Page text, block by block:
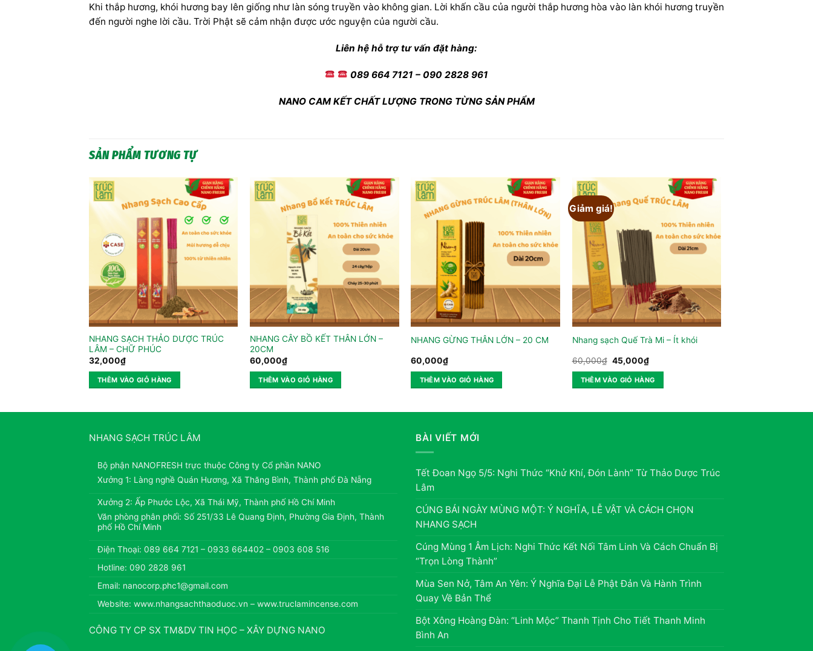
Khi thắp hương, khói hương bay lên giống như làn sóng truyền vào không gian. Lời khấn cầu của người thắp hương hòa vào làn khói hương truyền
đến người nghe lời cầu. Trời Phật sẽ cảm nhận được ước nguyện của người cầu.
Liên hệ hỗ trợ tư vấn đặt hàng:
089 664 7121 – 090 2828 961
NANO CAM KẾT CHẤT LƯỢNG TRONG TỪNG SẢN PHẨM
SẢN PHẨM TƯƠNG TỰ
NHANG SẠCH THẢO DƯỢC TRÚC
LÂM – CHỮ PHÚC
32,000₫
THÊM VÀO GIỎ HÀNG
NHANG CÂY BỒ KẾT THÂN LỚN –
20CM
60,000₫
THÊM VÀO GIỎ HÀNG
NHANG GỪNG THÂN LỚN – 20 CM
60,000₫
THÊM VÀO GIỎ HÀNG
Giảm giá!
Nhang sạch Quế Trà Mi – Ít khói
60,000₫ Giá
gốc
là:
60,000₫.
45,000₫Giá
hiện
tại
là:
45,000₫.
THÊM VÀO GIỎ HÀNG
NHANG SẠCH TRÚC LÂM
Bộ phận NANOFRESH trực thuộc Công ty Cổ phần NANO
Xưởng 1: Làng nghề Quán Hương, Xã Thăng Bình, Thành phố Đà Nẵng
Xưởng 2: Ấp Phước Lộc, Xã Thái Mỹ, Thành phố Hồ Chí Minh
Văn phòng phân phối: Số 251/33 Lê Quang Định, Phường Gia Định, Thành
phố Hồ Chí Minh
Điện Thoại: 089 664 7121 – 0933 664402 – 0903 608 516
Hotline: 090 2828 961
Email: nanocorp.phc1@gmail.com
Website: www.nhangsachthaoduoc.vn – www.truclamincense.com
CÔNG TY CP SX TM&DV TIN HỌC – XÂY DỰNG NANO
BÀI VIẾT MỚI
Tết Đoan Ngọ 5/5: Nghi Thức “Khử Khí, Đón Lành” Từ Thảo Dược Trúc
Lâm
CÚNG BÁI NGÀY MÙNG MỘT: Ý NGHĨA, LỄ VẬT VÀ CÁCH CHỌN
NHANG SẠCH
Cúng Mùng 1 Âm Lịch: Nghi Thức Kết Nối Tâm Linh Và Cách Chuẩn Bị
“Trọn Lòng Thành”
Mùa Sen Nở, Tâm An Yên: Ý Nghĩa Đại Lễ Phật Đản Và Hành Trình
Quay Về Bản Thể
Bột Xông Hoàng Đàn: “Linh Mộc” Thanh Tịnh Cho Tiết Thanh Minh
Bình An